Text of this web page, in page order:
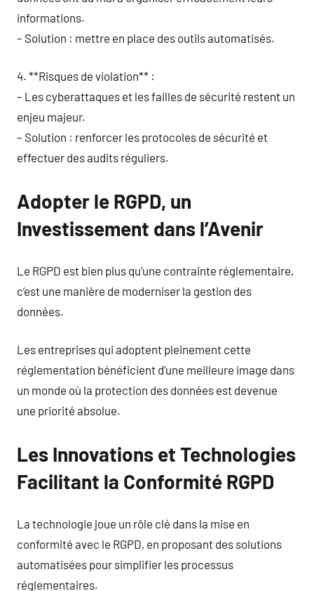
informations.
– Solution : mettre en place des outils automatisés.
4. **Risques de violation** :
– Les cyberattaques et les failles de sécurité restent un
enjeu majeur.
– Solution : renforcer les protocoles de sécurité et
effectuer des audits réguliers.
Adopter le RGPD, un
Investissement dans l’Avenir
Le RGPD est bien plus qu’une contrainte réglementaire,
c’est une manière de moderniser la gestion des
données.
Les entreprises qui adoptent pleinement cette
réglementation bénéficient d’une meilleure image dans
un monde où la protection des données est devenue
une priorité absolue.
Les Innovations et Technologies
Facilitant la Conformité RGPD
La technologie joue un rôle clé dans la mise en
conformité avec le RGPD, en proposant des solutions
automatisées pour simplifier les processus
réglementaires.